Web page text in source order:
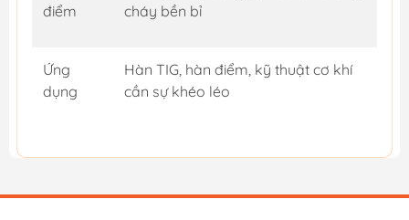
điểm
cháy bền bỉ
Ứng
dụng
Hàn TIG, hàn điểm, kỹ thuật cơ khí
cần sự khéo léo